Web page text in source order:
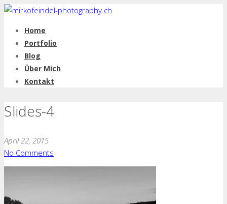
Home
Portfolio
Blog
Über Mich
Kontakt
Slides-4
April 22, 2015
No Comments